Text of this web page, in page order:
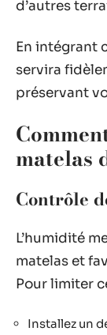
d’autres
En intégrant
servira
préservant
matelas
Contrôle
L’humidité
matelas et
Pour limiter
Installez un